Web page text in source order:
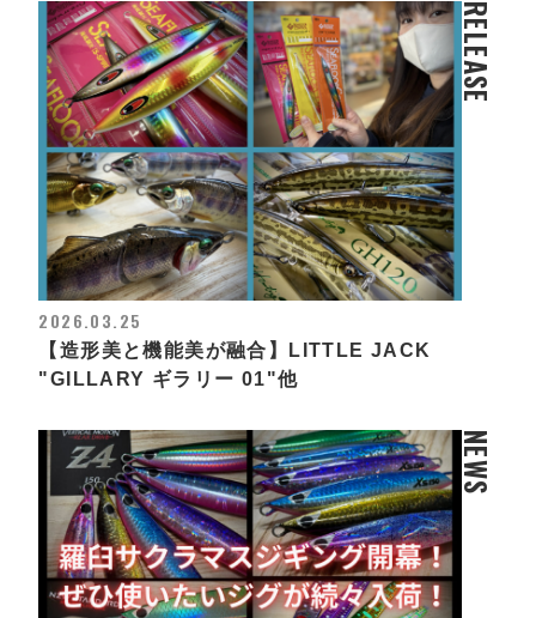
RELEASE
2026.03.25
【造形美と機能美が融合】LITTLE JACK
"GILLARY ギラリー 01"他
NEWS